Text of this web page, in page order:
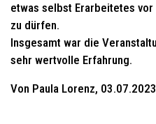
etwas selbst Erarbeitetes
zu dürfen.
Insgesamt war die
sehr wertvolle Erfahrung.
Von Paula Lorenz, 03.07.2023